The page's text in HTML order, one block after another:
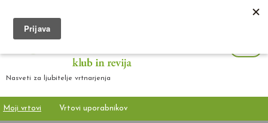
Nasveti za ljubitelje vrtnarjenja
Moji vrtovi Vrtovi uporabnikov